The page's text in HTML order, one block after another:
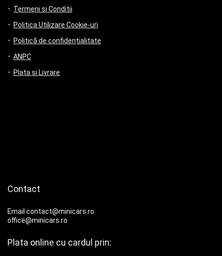
Termeni si Conditii
Politica Utilizare Cookie-uri
Politică de confidențialitate
ANPC
Plata si Livrare
Contact
Email:contact@minicars.ro
office@minicars.ro
Plata online cu cardul prin: